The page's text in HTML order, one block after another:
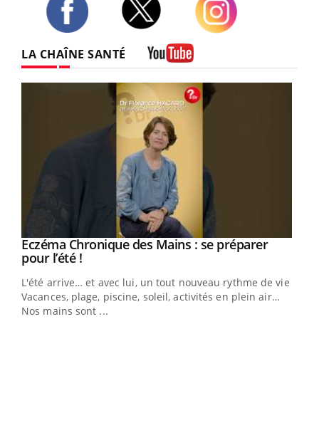
LA CHAÎNE SANTÉ
Youtube
Eczéma Chronique des Mains : se préparer
pour l’été !Youtube
L'été arrive… et avec lui, un tout nouveau rythme de vie !
Vacances, plage, piscine, soleil, activités en plein air…
Nos mains sont ...